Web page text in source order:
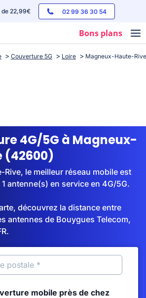
de 22,99€ 02 99 36 30 54
Bons plans
Couverture 5G Loire Magneux-Haute-Rive
4G/5G à Magneux-
(42600)
le meilleur réseau mobile est
antenne(s) en service en 4G/5G.
découvrez la distance entre
antennes de Bouygues Telecom,
mobile près de chez